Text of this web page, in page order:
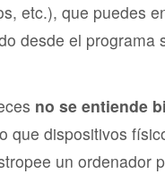
etc.), que puedes
desde el programa
no se entiende
que dispositivos
un ordenador